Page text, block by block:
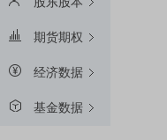
期货期权
经济数据
基金数据